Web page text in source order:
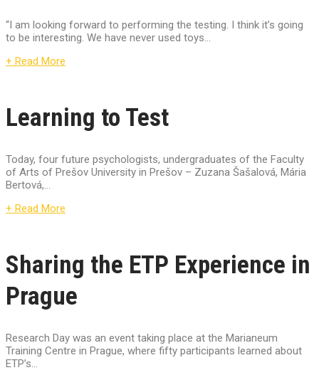
“I am looking forward to performing the testing. I think it’s going
to be interesting. We have never used toys...
+ Read More
Learning to Test
Today, four future psychologists, undergraduates of the Faculty
of Arts of Prešov University in Prešov – Zuzana Šašalová, Mária
Bertová,...
+ Read More
Sharing the ETP Experience in
Prague
Research Day was an event taking place at the Marianeum
Training Centre in Prague, where fifty participants learned about
ETP’s...